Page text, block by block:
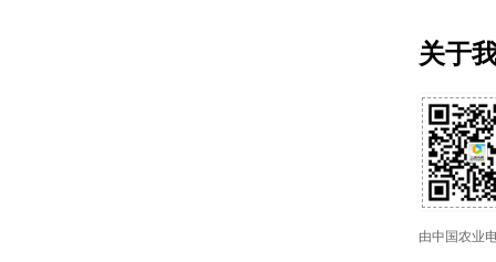
关于
由中国农业